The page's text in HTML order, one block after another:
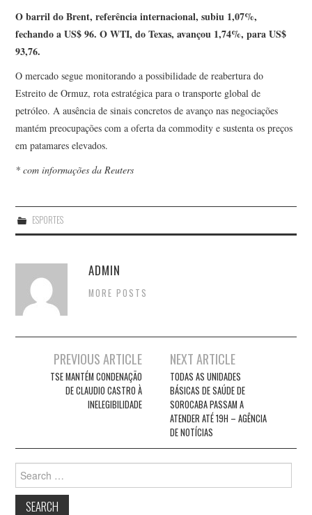
O barril do Brent, referência internacional, subiu 1,07%,
fechando a US$ 96. O WTI, do Texas, avançou 1,74%, para US$
93,76.
O mercado segue monitorando a possibilidade de reabertura do
Estreito de Ormuz, rota estratégica para o transporte global de
petróleo. A ausência de sinais concretos de avanço nas negociações
mantém preocupações com a oferta da commodity e sustenta os preços
em patamares elevados.
* com informações da Reuters
ESPORTES
ADMIN
MORE POSTS
navigation
PREVIOUS ARTICLE
TSE MANTÉM CONDENAÇÃO
DE CLAUDIO CASTRO À
INELEGIBILIDADE
NEXT ARTICLE
TODAS AS UNIDADES
BÁSICAS DE SAÚDE DE
SOROCABA PASSAM A
ATENDER ATÉ 19H – AGÊNCIA
DE NOTÍCIAS
Search
for: